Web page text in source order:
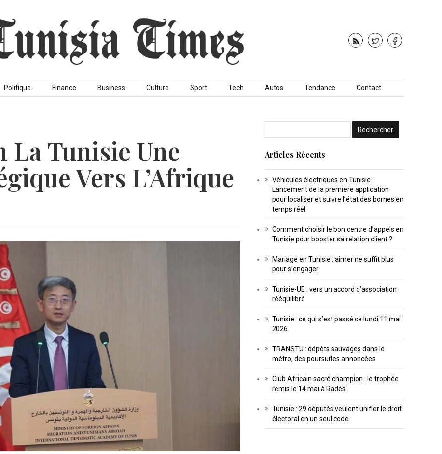
Politique Finance Business Culture Sport Tech Autos Tendance Contact
La Tunisie Une
Vers L’Afrique
Articles Récents
Véhicules électriques en Tunisie :
Lancement de la première application
pour localiser et suivre l’état des bornes en
temps réel
Comment choisir le bon centre d’appels en
Tunisie pour booster sa relation client ?
Mariage en Tunisie : aimer ne suffit plus
pour s’engager
Tunisie-UE : vers un accord d’association
rééquilibré
Tunisie : ce qui s’est passé ce lundi 11 mai
2026
TRANSTU : dépôts sauvages dans le
métro, des poursuites annoncées
Club Africain sacré champion : le trophée
remis le 14 mai à Radès
Tunisie : 29 députés veulent unifier le droit
électoral en un seul code